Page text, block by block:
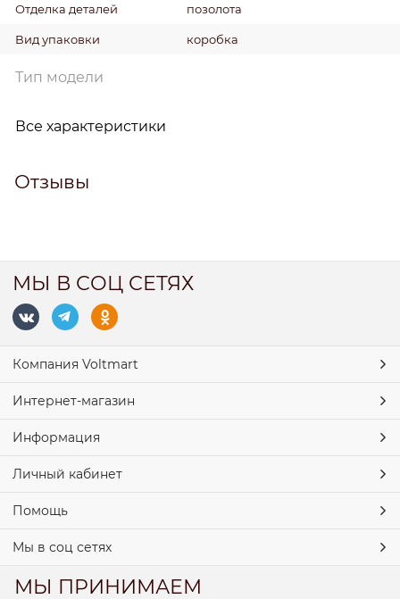
Отделка деталей позолота
Вид упаковки коробка
Тип модели
Все характеристики
Отзывы
МЫ В СОЦ СЕТЯХ
Компания Voltmart
Интернет-магазин
Информация
Личный кабинет
Помощь
Мы в соц сетях
МЫ ПРИНИМАЕМ